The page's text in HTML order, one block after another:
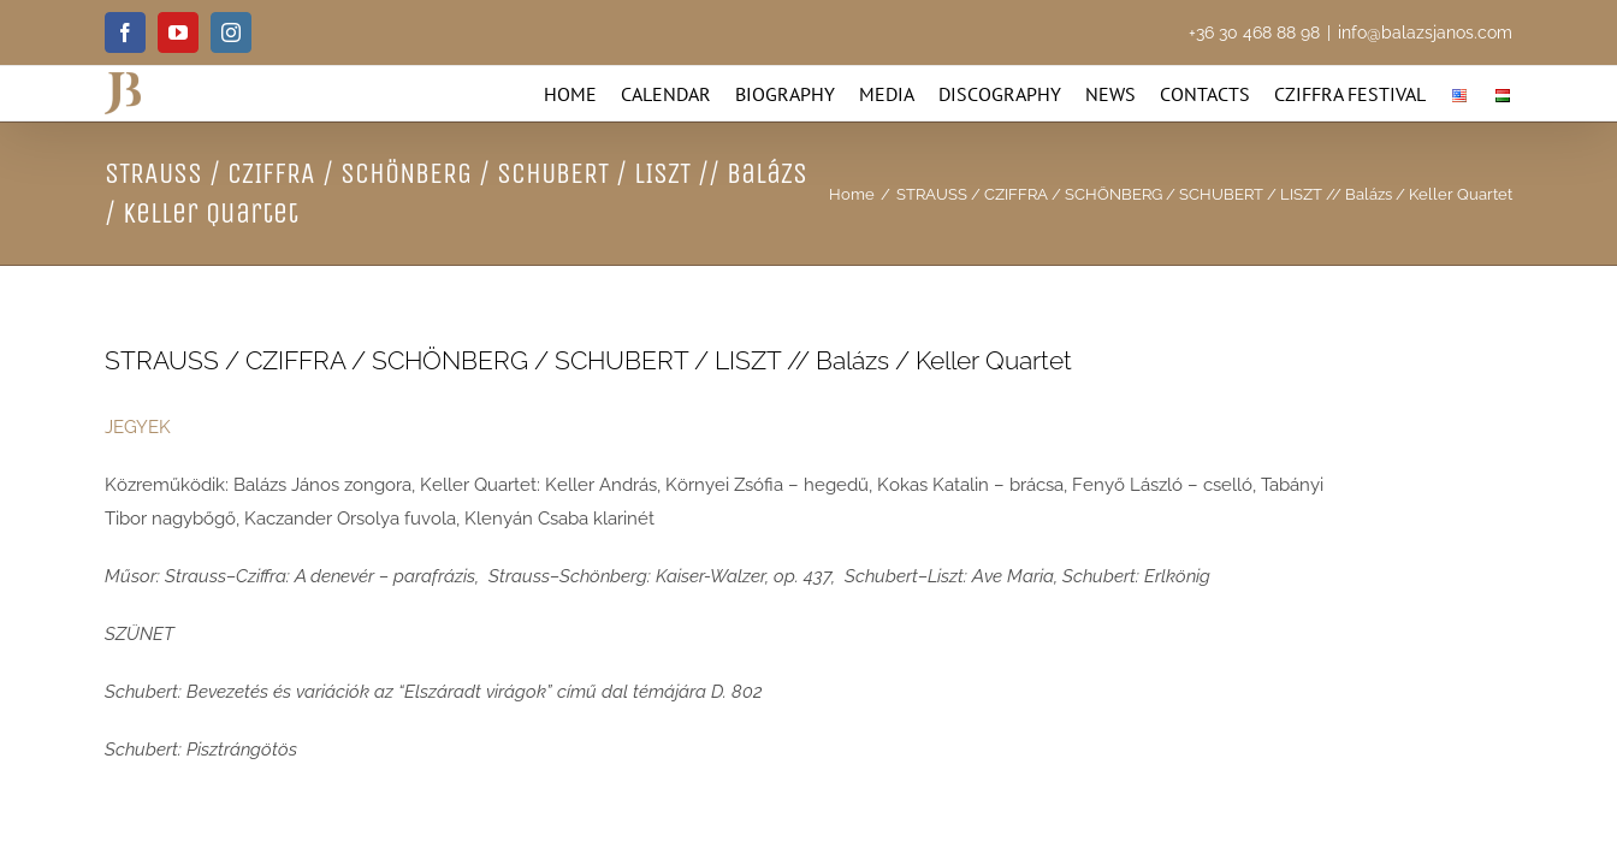
FacebookYouTubeInstagram +36 30 468 88 98 info@balazsjanos.com
HOME CALENDAR BIOGRAPHY MEDIA DISCOGRAPHY NEWS CONTACTS CZIFFRA FESTIVAL
STRAUSS / CZIFFRA / SCHÖNBERG / SCHUBERT / LISZT // Balázs
/ Keller Quartet
Home / STRAUSS / CZIFFRA / SCHÖNBERG / SCHUBERT / LISZT // Balázs / Keller Quartet
STRAUSS / CZIFFRA / SCHÖNBERG / SCHUBERT / LISZT // Balázs / Keller Quartet
JEGYEK
Közreműködik: Balázs János zongora, Keller Quartet: Keller András, Környei Zsófia – hegedű, Kokas Katalin – brácsa, Fenyő László – cselló, Tabányi
Tibor nagybőgő, Kaczander Orsolya fuvola, Klenyán Csaba klarinét
Műsor: Strauss–Cziffra: A denevér – parafrázis, Strauss–Schönberg: Kaiser-Walzer, op. 437, Schubert–Liszt: Ave Maria, Schubert: Erlkönig
SZÜNET
Schubert: Bevezetés és variációk az “Elszáradt virágok” című dal témájára D. 802
Schubert: Pisztrángötös